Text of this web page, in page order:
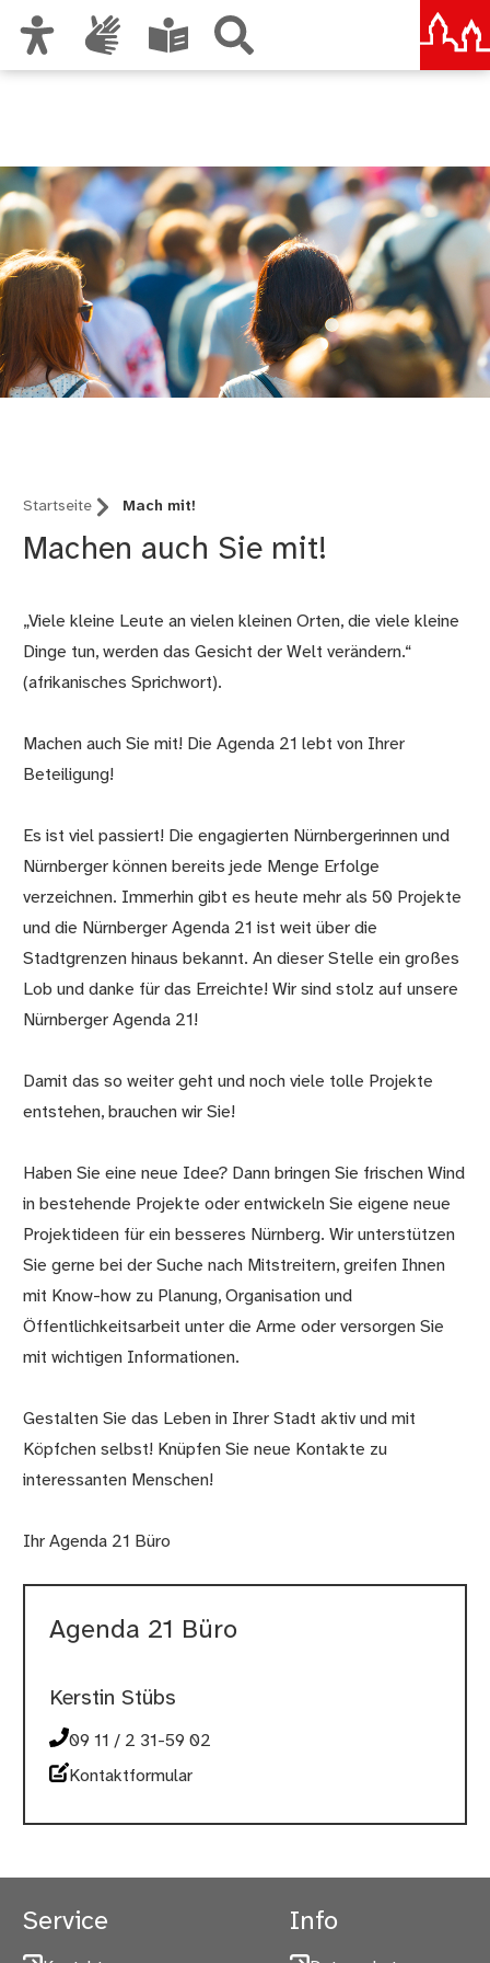
Startseite Mach mit!
Machen auch Sie mit!
„Viele kleine Leute an vielen kleinen Orten, die viele kleine
Dinge tun, werden das Gesicht der Welt verändern.“
(afrikanisches Sprichwort).
Machen auch Sie mit! Die Agenda 21 lebt von Ihrer
Beteiligung!
Es ist viel passiert! Die engagierten Nürnbergerinnen und
Nürnberger können bereits jede Menge Erfolge
verzeichnen. Immerhin gibt es heute mehr als 50 Projekte
und die Nürnberger Agenda 21 ist weit über die
Stadtgrenzen hinaus bekannt. An dieser Stelle ein großes
Lob und danke für das Erreichte! Wir sind stolz auf unsere
Nürnberger Agenda 21!
Damit das so weiter geht und noch viele tolle Projekte
entstehen, brauchen wir Sie!
Haben Sie eine neue Idee? Dann bringen Sie frischen Wind
in bestehende Projekte oder entwickeln Sie eigene neue
Projektideen für ein besseres Nürnberg. Wir unterstützen
Sie gerne bei der Suche nach Mitstreitern, greifen Ihnen
mit Know-how zu Planung, Organisation und
Öffentlichkeitsarbeit unter die Arme oder versorgen Sie
mit wichtigen Informationen.
Gestalten Sie das Leben in Ihrer Stadt aktiv und mit
Köpfchen selbst! Knüpfen Sie neue Kontakte zu
interessanten Menschen!
Ihr Agenda 21 Büro
Agenda 21 Büro
Kerstin Stübs
09 11 / 2 31-59 02
Kontaktformular
Service Info